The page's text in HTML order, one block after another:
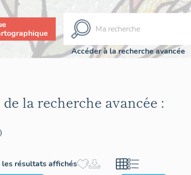
Accéder à la recherche avancée
la recherche avancée :
résultats affichés